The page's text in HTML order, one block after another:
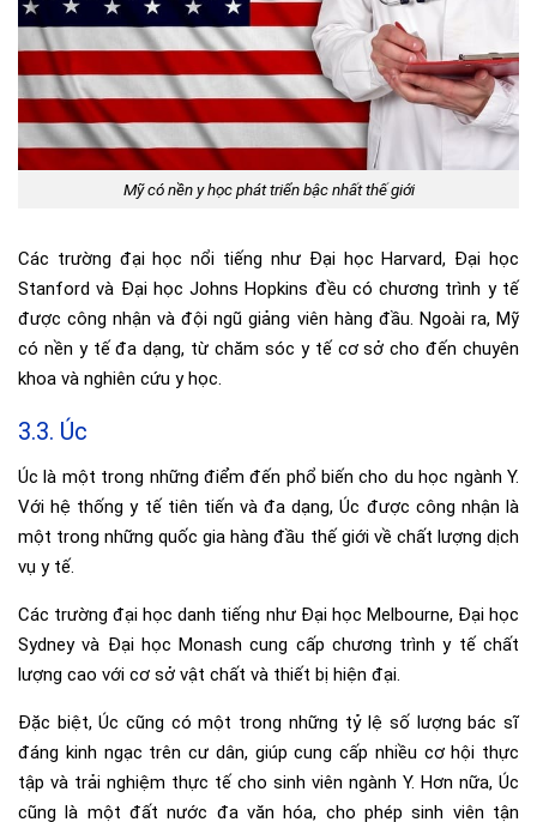
Mỹ có nền y học phát triển bậc nhất thế giới
Các trường đại học nổi tiếng như Đại học Harvard, Đại học
Stanford và Đại học Johns Hopkins đều có chương trình y tế
được công nhận và đội ngũ giảng viên hàng đầu. Ngoài ra, Mỹ
có nền y tế đa dạng, từ chăm sóc y tế cơ sở cho đến chuyên
khoa và nghiên cứu y học.
3.3. Úc
Úc là một trong những điểm đến phổ biến cho du học ngành Y.
Với hệ thống y tế tiên tiến và đa dạng, Úc được công nhận là
một trong những quốc gia hàng đầu thế giới về chất lượng dịch
vụ y tế.
Các trường đại học danh tiếng như Đại học Melbourne, Đại học
Sydney và Đại học Monash cung cấp chương trình y tế chất
lượng cao với cơ sở vật chất và thiết bị hiện đại.
Đặc biệt, Úc cũng có một trong những tỷ lệ số lượng bác sĩ
đáng kinh ngạc trên cư dân, giúp cung cấp nhiều cơ hội thực
tập và trải nghiệm thực tế cho sinh viên ngành Y. Hơn nữa, Úc
cũng là một đất nước đa văn hóa, cho phép sinh viên tận